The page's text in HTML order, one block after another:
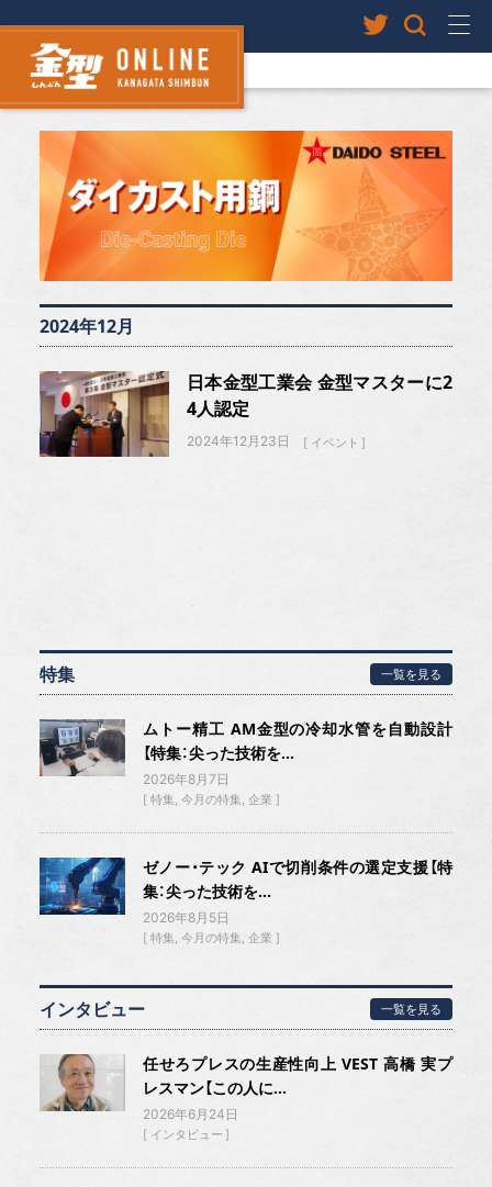
2024年12月
日本金型工業会 金型マスターに2
4人認定
2024年12月23日 イベント
特集 一覧を見る
ムトー精工 AM金型の冷却水管を自動設計
【特集：尖った技術を...
2026年8月7日
特集 今月の特集 企業
ゼノー・テック AIで切削条件の選定支援【特
集：尖った技術を...
2026年8月5日
特集 今月の特集 企業
インタビュー 一覧を見る
任せろプレスの生産性向上 VEST 高橋 実プ
レスマン【この人に...
2026年6月24日
インタビュー